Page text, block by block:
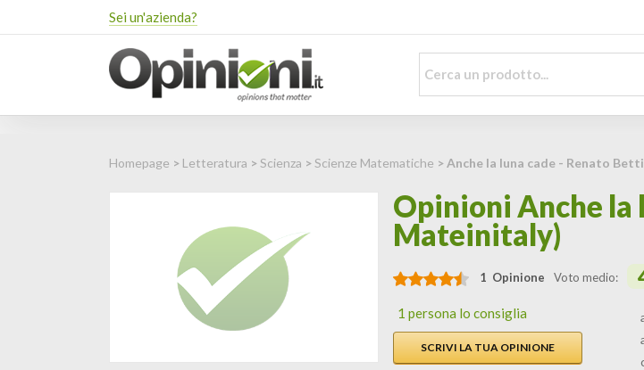
Sei un'azienda?
Homepage > Letteratura >Scienza >Scienze Matematiche > Anche la luna cade - Renato
Opinioni Anche la
Mateinitaly)
1 Opinione Voto medio:
1 persona lo consiglia
SCRIVI LA TUA OPINIONE